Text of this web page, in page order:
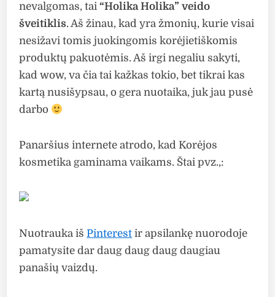
nevalgomas, tai“Holika Holika” veido
šveitiklis. Aš žinau, kad yra žmonių, kurie visai
nesižavi tomis juokingomis korėjietiškomis
produktų pakuotėmis. Aš irgi negaliu sakyti,
kad wow, va čia tai kažkas tokio, bet tikrai kas
kartą nusišypsau, o gera nuotaika, juk jau pusė
darbo
Panaršius internete atrodo, kad Korėjos
kosmetika gaminama vaikams. Štai pvz.,:
Nuotrauka išPinterest ir apsilankę nuorodoje
pamatysite dar daug daug daug daugiau
panašių vaizdų.